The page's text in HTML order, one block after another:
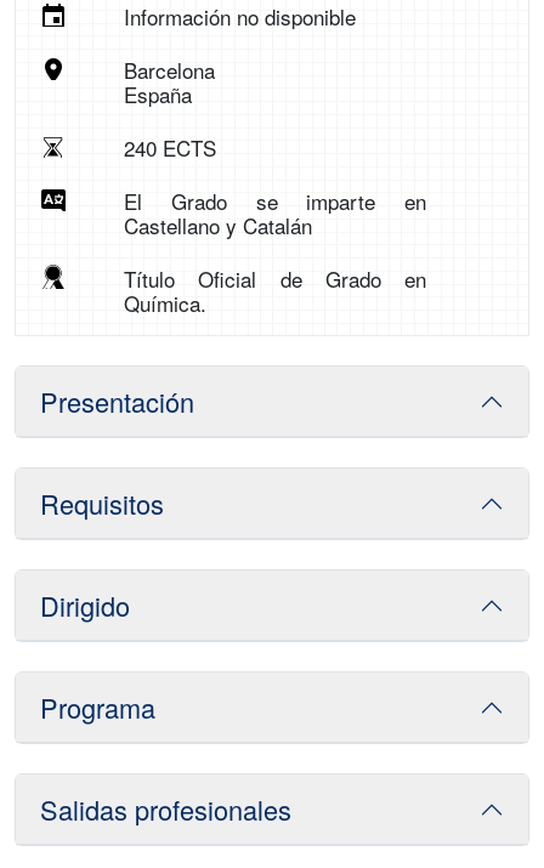
Información no disponible
Barcelona
España
240 ECTS
El Grado se imparte en
Castellano y Catalán
Título Oficial de Grado en
Química.
Presentación
Requisitos
Dirigido
Programa
Salidas profesionales